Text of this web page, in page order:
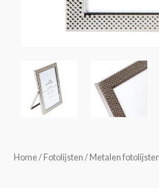
Home/ Fotolijsten / Metalen fotolijsten
Fotolijst